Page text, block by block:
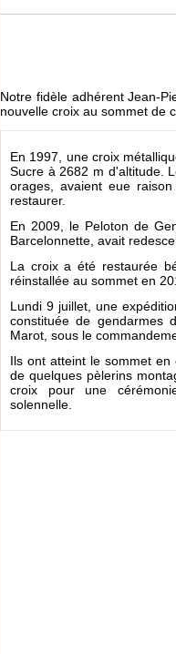
Notre fidèle adhérent Jean-
nouvelle croix au sommet de
En 1997, une croix
Sucre à 2682 m d'altitude.
orages, avaient eue
restaurer.
En 2009, le Peloton de
Barcelonnette, avait
La croix a été restaurée
réinstallée au sommet en
Lundi 9 juillet, une
constituée de gendarmes
Marot, sous le
Ils ont atteint le sommet en
de quelques pèlerins
croix pour une
solennelle.